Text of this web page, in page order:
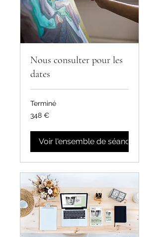
Nous consulter pour les
dates
Terminé
348
euros
348 €
Voir l'ensemble de séances